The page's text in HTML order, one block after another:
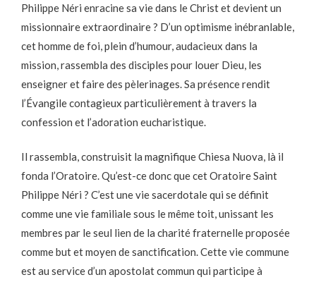
Philippe Néri enracine sa vie dans le Christ et devient un
missionnaire extraordinaire ? D’un optimisme inébranlable,
cet homme de foi, plein d’humour, audacieux dans la
mission, rassembla des disciples pour louer Dieu, les
enseigner et faire des pèlerinages. Sa présence rendit
l’Évangile contagieux particulièrement à travers la
confession et l’adoration eucharistique.
Il rassembla, construisit la magnifique Chiesa Nuova, là il
fonda l’Oratoire. Qu’est-ce donc que cet Oratoire Saint
Philippe Néri ? C’est une vie sacerdotale qui se définit
comme une vie familiale sous le même toit, unissant les
membres par le seul lien de la charité fraternelle proposée
comme but et moyen de sanctification. Cette vie commune
est au service d’un apostolat commun qui participe à